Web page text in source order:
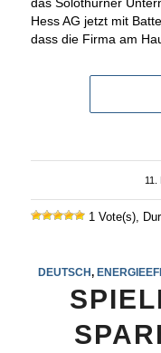
Hess AG jetzt mit
dass die Firma am
11.
1 Vote(s),
DEUTSCH,